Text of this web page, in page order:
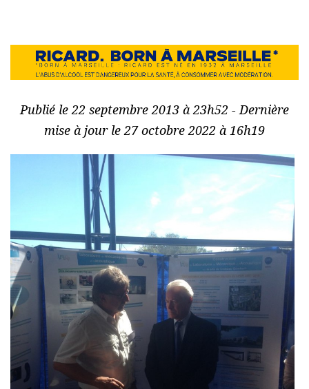
Publié le 22 septembre 2013 à 23h52 - Dernière
mise à jour le 27 octobre 2022 à 16h19